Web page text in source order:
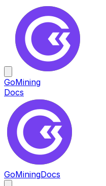
GoMining
Docs
GoMiningDocs